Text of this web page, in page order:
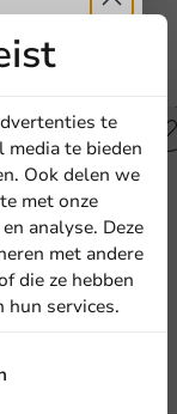
serie
te
media te bieden
Ook delen we
met onze
analyse. Deze
met andere
die ze hebben
hun services.